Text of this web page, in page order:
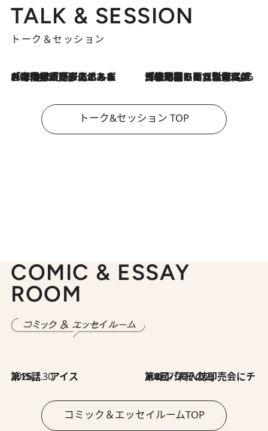
TALK & SESSION
トーク＆セッション
2026.8.3
「今後値上げがあるとすれば…」「リスクがあるのは今年の冬」エネルギー専門家が語る、ホルムズ海峡封鎖が家庭にもたらす“ある心配” 2026.8.3
「住宅建てられない…」「サーチャージ料の高値が続いている」ホルムズ海峡封鎖による影響はいつまで続く？《エネルギー専門家に聞く“どうなる日本の暮らし”》
トーク&セッション TOP
COMIC & ESSAY
ROOM
2026.7.30
第15話 アイス 2026.7.30
第8回「同人誌即売会にチャレンジ その2」
コミック＆エッセイルームTOP